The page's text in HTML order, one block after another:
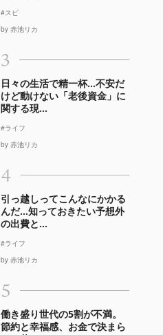
#スピ
by 赤池リカ
3
日々の生活で精一杯…不安だ
けど動けない「老後資金」に
関する現...
#ライフ
by 赤池リカ
4
引っ越しってこんなにかかる
んだ…知っておきたい予想外
の出費と...
#ライフ
by 赤池リカ
5
働き盛り世代の5割が不満。
節約と幸福感、お金で決まら